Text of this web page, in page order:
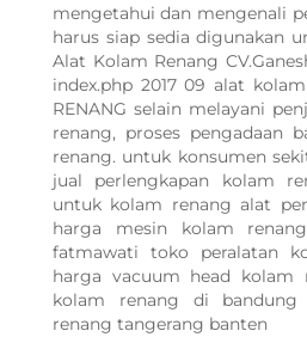
mengetahui dan mengenali
harus siap sedia digunakan
Alat Kolam Renang
index.php 2017 09 alat
RENANG selain melayani
renang, proses pengadaan
renang. untuk konsumen
jual perlengkapan kolam
untuk kolam renang alat
harga mesin kolam
fatmawati toko peralatan
harga vacuum head kolam
kolam renang di
renang tangerang banten